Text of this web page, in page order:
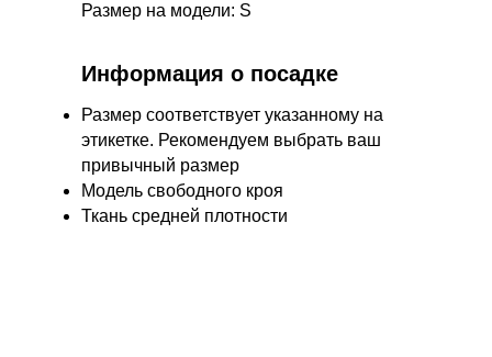
Размер на модели: S
Размер соответствует указанному на
этикетке. Рекомендуем выбрать ваш
привычный размер
Модель свободного кроя
Ткань средней плотности
Информация о посадке